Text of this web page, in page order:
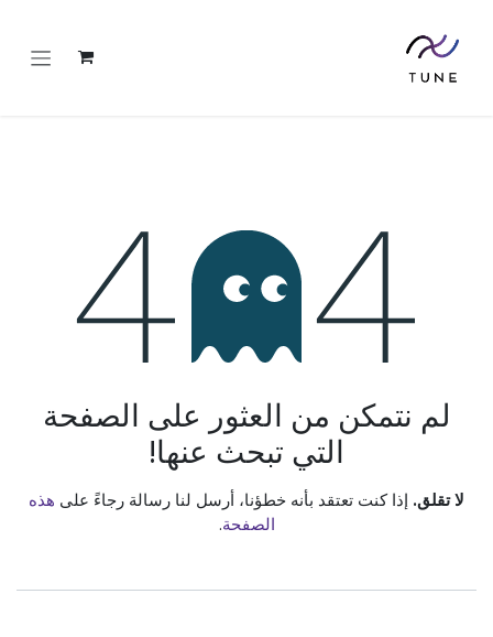
خطأ 404
لم نتمكن من العثور على الصفحة
التي تبحث عنها!
لا تقلق. إذا كنت تعتقد بأنه خطؤنا، أرسل لنا رسالة رجاءً على هذه
الصفحة.